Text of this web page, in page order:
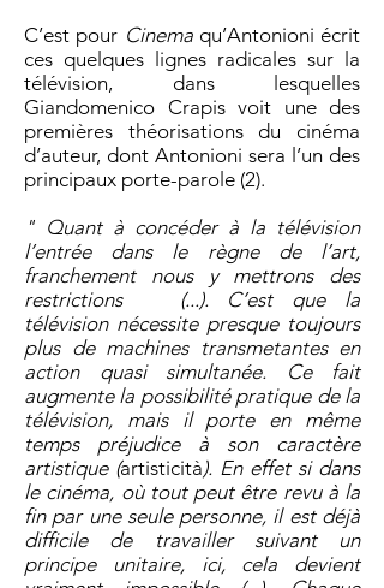
C’est pour Cinemaqu’Antonioni écrit
ces quelques lignes radicales sur la
télévision, dans lesquelles
Giandomenico Crapis voit une des
premières théorisations du cinéma
d’auteur, dont Antonioni sera l’un des
principaux porte-parole (2).
" Quant à concéder à la télévision
l’entrée dans le règne de l’art,
franchement nous y mettrons des
restrictions (...). C’est que la
télévision nécessite presque toujours
plus de machines transmetantes en
action quasi simultanée. Ce fait
augmente la possibilité pratique de la
télévision, mais il porte en même
temps préjudice à son caractère
artistique (artisticità). En effet si dans
le cinéma, où tout peut être revu à la
fin par une seule personne, il est déjà
difficile de travailler suivant un
principe unitaire, ici, cela devient